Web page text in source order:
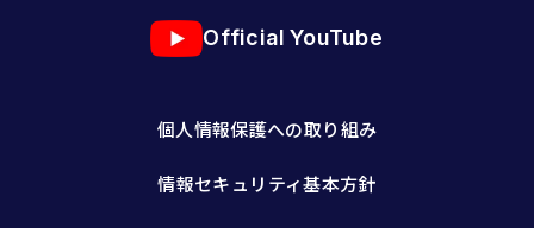
Official YouTube
個人情報保護への取り組み
情報セキュリティ基本方針